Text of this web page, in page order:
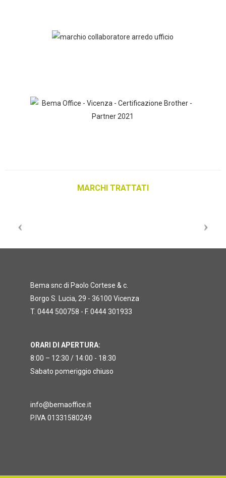
MARCHI TRATTATI
Bema snc di Paolo Cortese & c.
Borgo S. Lucia, 29 - 36100 Vicenza
T. 0444 500758 - F. 0444 301933
ORARI DI APERTURA:
8:00 – 12:30 / 14:00 - 18:30
Sabato pomeriggio chiuso
info@bemaoffice.it
P.IVA 01331580249